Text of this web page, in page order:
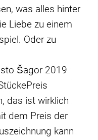
was alles hinter
Liebe zu einem
Oder zu
Šagor 2019
das ist wirklich
dem Preis der
kann